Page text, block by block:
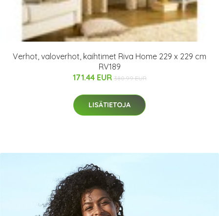
Verhot, valoverhot, kaihtimet Riva Home 229 x 229 cm
RV189
171.44 EUR 380.99 EUR
LISÄTIETOJA